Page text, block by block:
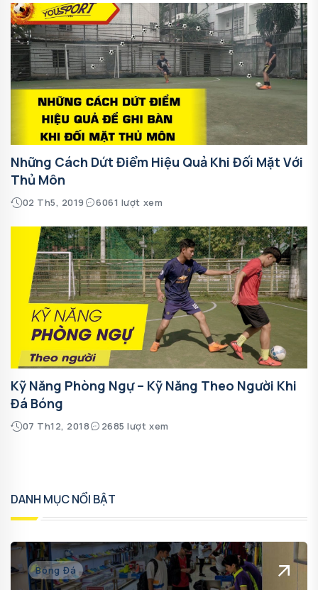
Những Cách Dứt Điểm Hiệu Quả Khi Đối Mặt Với
Thủ Môn
02 Th5, 2019 6061 lượt xem
Kỹ Năng Phòng Ngự – Kỹ Năng Theo Người Khi
Đá Bóng
07 Th12, 2018 2685 lượt xem
DANH MỤC NỔI BẬT
Bóng Đá